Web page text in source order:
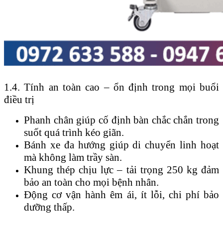
1.4. Tính an toàn cao – ổn định trong mọi buổi
điều trị
Phanh chân giúp cố định bàn chắc chắn trong
suốt quá trình kéo giãn.
Bánh xe đa hướng giúp di chuyển linh hoạt
mà không làm trầy sàn.
Khung thép chịu lực – tải trọng 250 kg đảm
bảo an toàn cho mọi bệnh nhân.
Động cơ vận hành êm ái, ít lỗi, chi phí bảo
dưỡng thấp.